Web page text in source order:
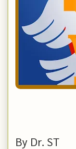
By Dr. ST